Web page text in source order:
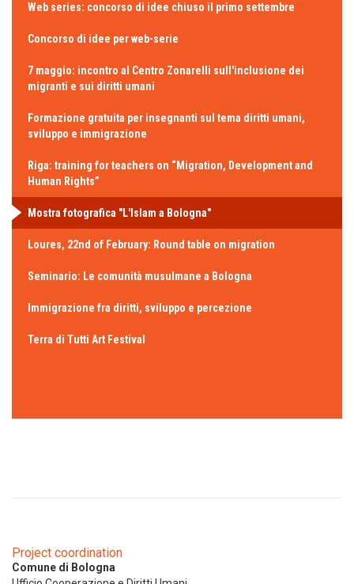
Web series: concorso di idee chiuso il primo settembre
Concorso di idee per web-serie
7 maggio: incontro al Centro Zonarelli sull'inclusione dei
migranti e sui diritti umani
Formazione gratuita per insegnanti sul tema diritti umani,
sviluppo e immigrazione
Riga: training for teachers on “Migration, Development and
Human Rights”
Mostra fotografica "L'Islam a Bologna"
Loures, 22nd of February: Round table on migration
Seminario: Le comunità musulmane a Bologna
Immigrazione fra diritti, sviluppo e percezione
Terra di Tutti Art Festival
Project coordination
Comune di Bologna